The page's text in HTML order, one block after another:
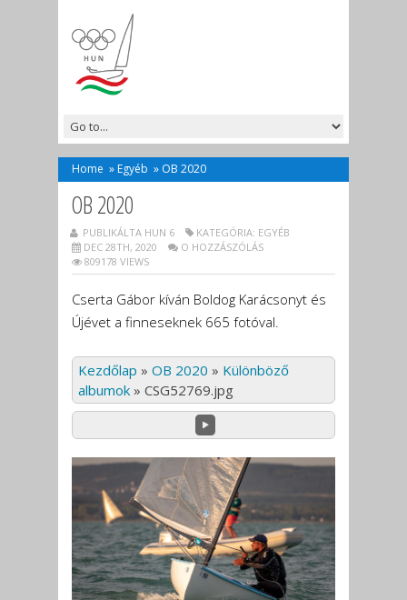
Home » Egyéb » OB 2020
OB 2020
PUBLIKÁLTA HUN 6 KATEGÓRIA: EGYÉB
DEC 28TH, 2020
O HOZZÁSZÓLÁS
809178 VIEWS
Cserta Gábor kíván Boldog Karácsonyt és
Újévet a finneseknek 665 fotóval.
Kezdőlap » OB 2020 » Különböző
albumok » CSG52769.jpg